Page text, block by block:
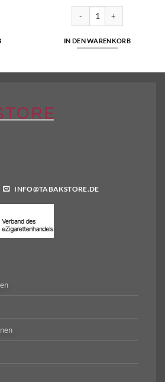
- Hybrid Nikotinsalz 10ml Liquid 5mg/ml Menge
SC - Ice - Nikotinsalz Liquid
IN DEN WARENKORB
ml Menge
INFO@TABAKSTORE.DE